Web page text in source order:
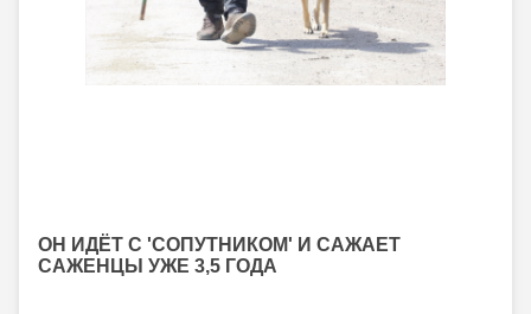
ОН ИДЁТ С 'СОПУТНИКОМ' И САЖАЕТ
САЖЕНЦЫ УЖЕ 3,5 ГОДА